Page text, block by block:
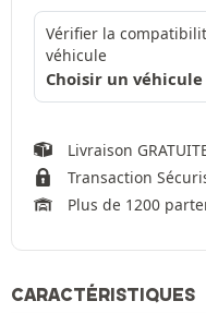
Vérifier la
véhicule
Choisir un véhicule
Livraison
Transaction
Plus de 1200
CARACTÉRISTIQUES